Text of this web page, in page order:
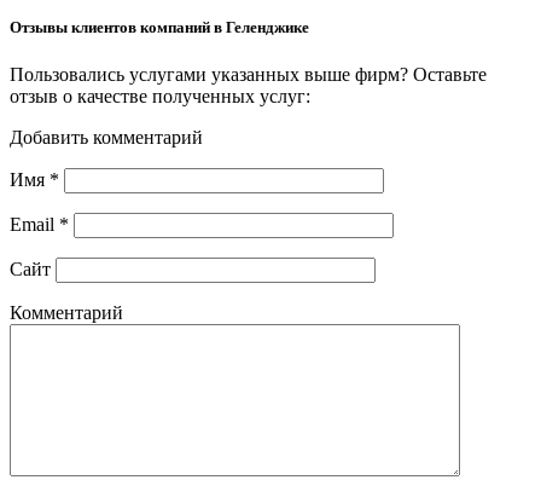
Отзывы клиентов компаний в Геленджике
Пользовались услугами указанных выше фирм? Оставьте
отзыв о качестве полученных услуг:
Добавить комментарий
Имя *
Email *
Сайт
Комментарий